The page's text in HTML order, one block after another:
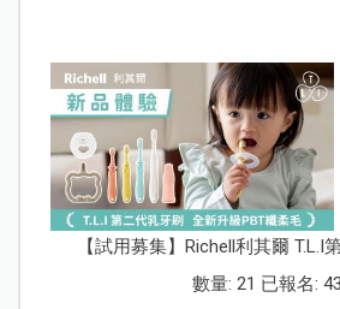
【試用募集】Richell利其爾 T.L.I
數量: 21 已報名: